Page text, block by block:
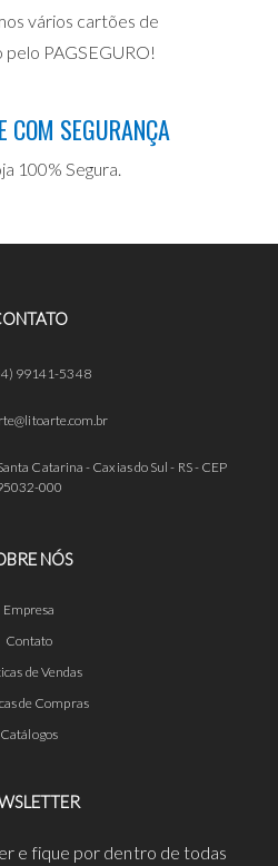
vários cartões de
PAGSEGURO!
COM SEGURANÇA
100% Segura.
99141-5348
Catarina - Caxias do Sul - RS - CEP
000
NÓS
Empresa
Contato
de Vendas
de Compras
Catálogos
e fique por dentro de todas